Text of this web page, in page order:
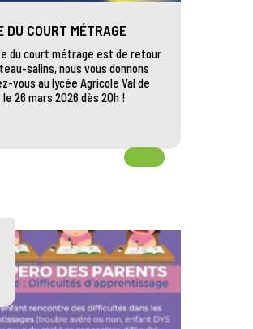
DU COURT MÉTRAGE
du court métrage est de retour
salins, nous vous donnons
vous au lycée Agricole Val de
26 mars 2026 dès 20h !